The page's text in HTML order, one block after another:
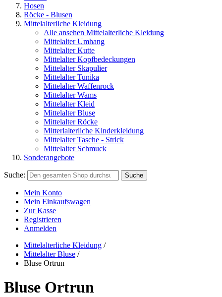
Hosen
Röcke - Blusen
Mittelalterliche Kleidung
Alle ansehen Mittelalterliche Kleidung
Mittelalter Umhang
Mittelalter Kutte
Mittelalter Kopfbedeckungen
Mittelalter Skapulier
Mittelalter Tunika
Mittelalter Waffenrock
Mittelalter Wams
Mittelalter Kleid
Mittelalter Bluse
Mittelalter Röcke
Mitterlalterliche Kinderkleidung
Mittelalter Tasche - Strick
Mittelalter Schmuck
Sonderangebote
Suche: Suche
Mein Konto
Mein Einkaufswagen
Zur Kasse
Registrieren
Anmelden
Mittelalterliche Kleidung /
Mittelalter Bluse /
Bluse Ortrun
Bluse Ortrun